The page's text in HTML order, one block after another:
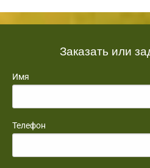
Заказать или
Имя
Телефон